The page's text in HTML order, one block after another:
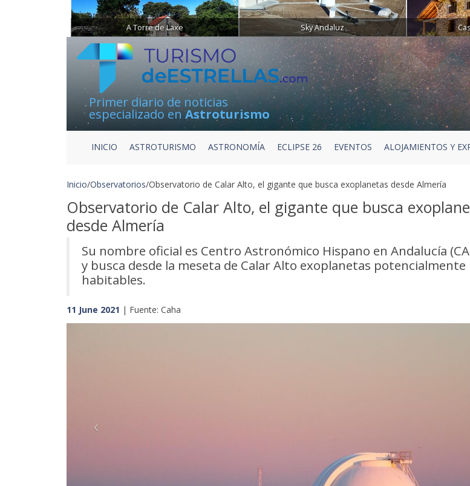
A Torre de Laxe Sky Andaluz
Primer diario de noticias
especializado enAstroturismo
INICIO ASTROTURISMO ASTRONOMÍA ECLIPSE 26 EVENTOS ALOJAMIENTOS Y
Inicio/Observatorios/Observatorio de Calar Alto, el gigante que busca exoplanetas desde Almería
Observatorio de Calar Alto, el gigante que busca
desde Almería
Su nombre oficial es Centro Astronómico Hispano en Andalucía
y busca desde la meseta de Calar Alto exoplanetas potencialmente
habitables.
11 June 2021 | Fuente: Caha